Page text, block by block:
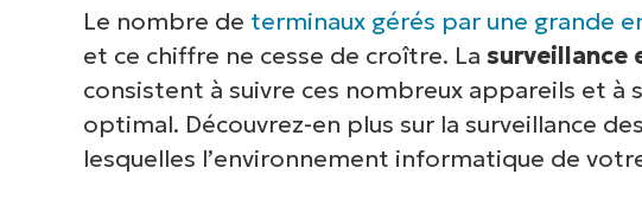
3 défis de la surveillance des terminaux
Comment trouver une solution de
Commencez à surveiller vos terminaux
Le nombre de terminaux gérés par une grande
et ce chiffre ne cesse de croître. La surveillance
consistent à suivre ces nombreux appareils et à
optimal. Découvrez-en plus sur la surveillance
lesquelles l’environnement informatique de